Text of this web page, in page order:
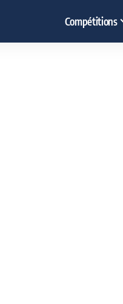
Compétitions